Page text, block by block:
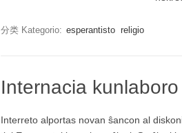
分类 Kategorio: esperantisto religio
Internacia
Interreto alportas novan ŝancon al